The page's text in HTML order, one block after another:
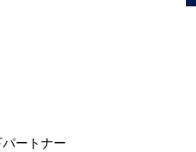
ートナー